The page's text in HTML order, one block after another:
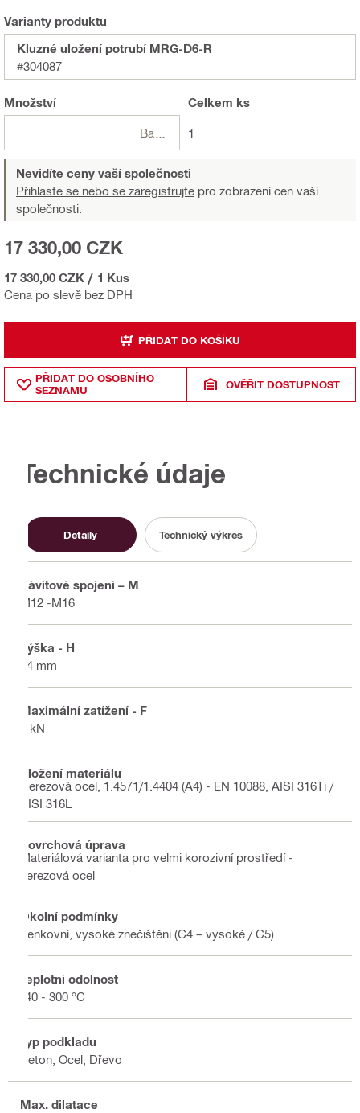
Varianty produktu
Kluzné uložení potrubí MRG-D6-R
#304087
Množství Celkem ks
1
Nevidíte ceny vaší společnosti
Přihlaste se nebo se zaregistrujte pro zobrazení cen vaší
společnosti.
Cena po slevě bez DPH
17 330,00 CZK
17 330,00 CZK / 1 Kus
PŘIDAT DO KOŠÍKU
PŘIDAT DO OSOBNÍHO
SEZNAMU
OVĚŘIT DOSTUPNOST
Technické údaje
Detaily Technický výkres
Závitové spojení – M
M12 -M16
Výška - H
44 mm
Maximální zatížení - F
6 kN
Složení materiálu
Nerezová ocel, 1.4571/1.4404 (A4) - EN 10088, AISI 316Ti /
AISI 316L
Povrchová úprava
Materiálová varianta pro velmi korozivní prostředí -
nerezová ocel
Okolní podmínky
Venkovní, vysoké znečištění (C4 – vysoké / C5)
Teplotní odolnost
-40 - 300 °C
Typ podkladu
Beton, Ocel, Dřevo
Max. dilatace